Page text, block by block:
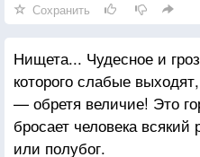
Сохранить
Нищета... Чудесное и
которого слабые
— обретя величие! Это
бросает человека
или полубог.